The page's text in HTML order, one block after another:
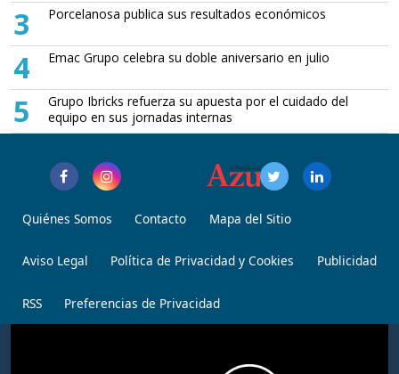
3 Porcelanosa publica sus resultados económicos
4 Emac Grupo celebra su doble aniversario en julio
5
Grupo Ibricks refuerza su apuesta por el cuidado del
equipo en sus jornadas internas
Quiénes Somos Contacto Mapa del Sitio
Aviso Legal Política de Privacidad y Cookies Publicidad
RSS Preferencias de Privacidad